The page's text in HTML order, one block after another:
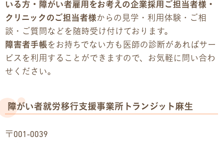
いる方・障がい者雇用をお考えの企業採用ご担当者様・
クリニックのご担当者様からの見学・利用体験・ご相
談・ご質問などを随時受け付けております。
障害者手帳をお持ちでない方も医師の診断があればサー
ビスを利用することができますので、お気軽に問い合わ
せください。
障がい者就労移行支援事業所トランジット麻生
〒001-0039